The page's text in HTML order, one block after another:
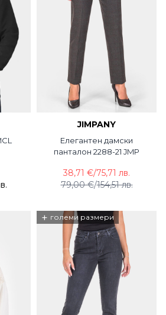
JIMPANY
Елегантен дамски
панталон 2288-21 JMP
79,00 €/154,51 лв.
38,71 €/75,71 лв.
+ големи размери